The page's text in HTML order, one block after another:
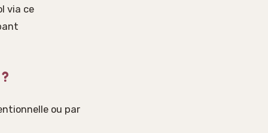
via ce
ou par